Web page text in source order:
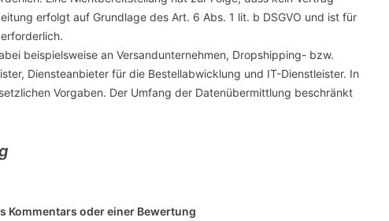
erfolgt auf Grundlage des Art. 6 Abs. 1 lit. b DSGVO und ist für
beispielsweise an Versandunternehmen, Dropshipping- bzw.
Diensteanbieter für die Bestellabwicklung und IT-Dienstleister. In
Vorgaben. Der Umfang der Datenübermittlung beschränkt
Kommentars oder einer Bewertung